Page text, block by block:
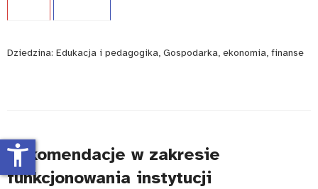
Dziedzina: Edukacja i pedagogika, Gospodarka, ekonomia, finanse
Rekomendacje w zakresie
funkcjonowania instytucji
accessibility_new